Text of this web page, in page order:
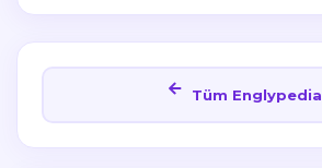
Tüm Englypedia